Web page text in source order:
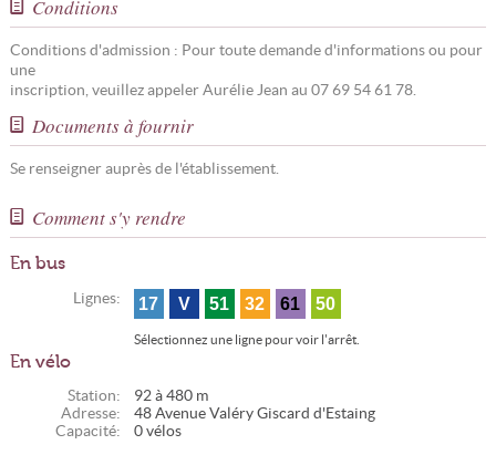
Conditions
Conditions d'admission : Pour toute demande d'informations ou pour
une
inscription, veuillez appeler Aurélie Jean au 07 69 54 61 78.
Documents à fournir
Se renseigner auprès de l'établissement.
Comment s'y rendre
En bus
Lignes: 17 V 51 32 61 50
Sélectionnez une ligne pour voir l'arrêt.
En vélo
Station:
92 à 480 m
Adresse:
48 Avenue Valéry Giscard d'Estaing
Capacité:
0 vélos